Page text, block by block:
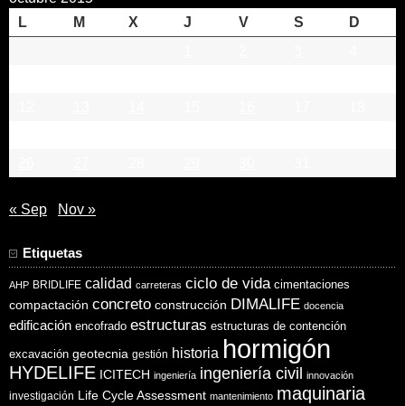
L
M X J V S
D
« Sep Nov »
Etiquetas
AHP BRIDLIFE calidad carreteras ciclo de vida cimentaciones
compactación concreto construcción DIMALIFE docencia
edificación encofrado estructuras estructuras de contención
excavación geotecnia gestión historia hormigón
HYDELIFE ICITECH ingeniería ingeniería civil innovación
investigación Life Cycle Assessment mantenimiento maquinaria